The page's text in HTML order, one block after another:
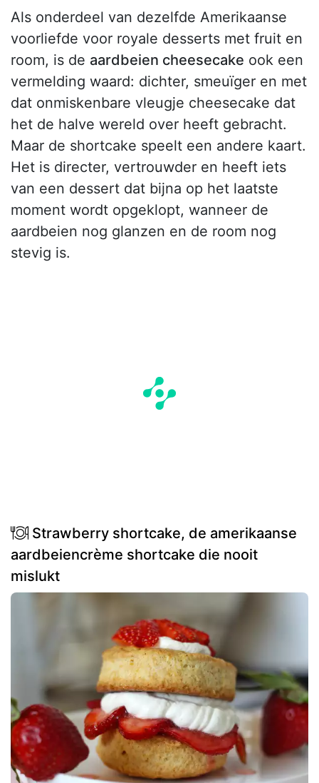
Als onderdeel van dezelfde Amerikaanse
voorliefde voor royale desserts met fruit en
room, is de aardbeien cheesecake ook een
vermelding waard: dichter, smeuïger en met
dat onmiskenbare vleugje cheesecake dat
het de halve wereld over heeft gebracht.
Maar de shortcake speelt een andere kaart.
Het is directer, vertrouwder en heeft iets
van een dessert dat bijna op het laatste
moment wordt opgeklopt, wanneer de
aardbeien nog glanzen en de room nog
stevig is.
Strawberry shortcake, de amerikaanse
aardbeiencrème shortcake die nooit
mislukt